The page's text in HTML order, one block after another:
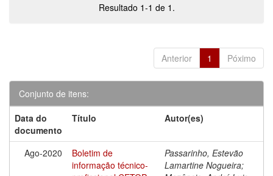
Resultado 1-1 de 1.
Anterior 1 Póximo
Conjunto de itens:
Data do
documento
Título Autor(es)
Ago-2020
Boletim de
informação técnico-
Passarinho, Estevão
Lamartine Nogueira;